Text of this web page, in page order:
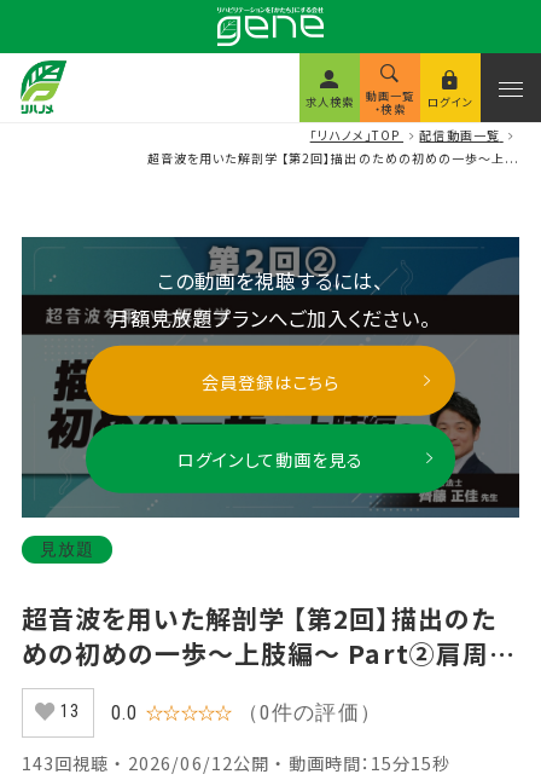
求人検索 動画一覧
・検索 ログイン
「リハノメ」TOP
配信動画一覧
超音波を用いた解剖学 【第2回】描出のための初めの一歩～上...
この動画を視聴するには、
月額見放題プランへご加入ください。
会員登録はこちら
ログインして動画を見る
見放題
超音波を用いた解剖学 【第2回】描出のた
めの初めの一歩～上肢編～ Part②肩周囲
組織の描出 外側
13 0.0 ☆☆☆☆☆ （0件の評価）
143回視聴 ・ 2026/06/12公開 ・ 動画時間：15分15秒